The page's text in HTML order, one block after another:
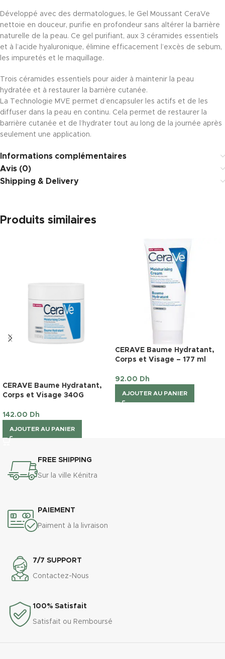
Développé avec des dermatologues, le Gel Moussant CeraVe
nettoie en douceur, purifie en profondeur sans altérer la barrière
naturelle de la peau. Ce gel purifiant, aux 3 céramides essentiels
et à l’acide hyaluronique, élimine efficacement l’excès de sebum,
les impuretés et le maquillage.
Trois céramides essentiels pour aider à maintenir la peau
hydratée et à restaurer la barrière cutanée.
La Technologie MVE permet d’encapsuler les actifs et de les
diffuser dans la peau en continu. Cela permet de restaurer la
barrière cutanée et de l’hydrater tout au long de la journée après
seulement une application.
Informations complémentaires
Avis (0)
Shipping & Delivery
Produits similaires
CERAVE Baume Hydratant,
Corps et Visage 340G
142.00 Dh
AJOUTER AU PANIER
CERAVE Baume Hydratant,
Corps et Visage – 177 ml
92.00 Dh
AJOUTER AU PANIER
FREE SHIPPING
Sur la ville Kénitra
PAIEMENT
Paiment à la livraison
7/7 SUPPORT
Contactez-Nous
100% Satisfait
Satisfait ou Remboursé